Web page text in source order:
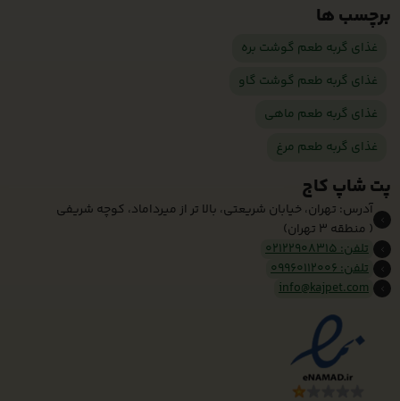
برچسب ها
غذای گربه طعم گوشت بره
غذای گربه طعم گوشت گاو
غذای گربه طعم ماهی
غذای گربه طعم مرغ
پت شاپ کاج
آدرس: تهران، خیابان شریعتی، بالا تر از میرداماد، کوچه شریفی
( منطقه 3 تهران)
تلفن: 02122908315
تلفن: 09960112006
info@kajpet.com